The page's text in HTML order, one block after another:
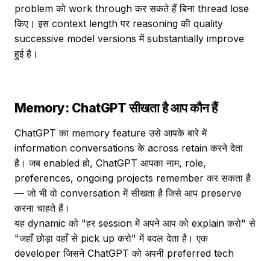
problem को work through कर सकते हैं बिना thread lose
किए। इस context length पर reasoning की quality
successive model versions में substantially improve
हुई है।
Memory: ChatGPT सीखता है आप कौन हैं
ChatGPT का memory feature उसे आपके बारे में
information conversations के across retain करने देता
है। जब enabled हो, ChatGPT आपका नाम, role,
preferences, ongoing projects remember कर सकता है
— जो भी वो conversation में सीखता है जिसे आप preserve
करना चाहते हैं।
यह dynamic को "हर session में अपने आप को explain करो" से
"जहाँ छोड़ा वहाँ से pick up करो" में बदल देता है। एक
developer जिसने ChatGPT को अपनी preferred tech